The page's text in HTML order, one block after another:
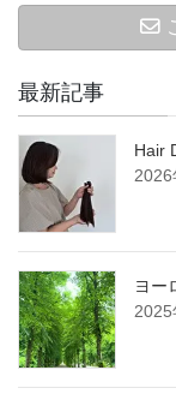
最新記事
Hair
2026
ヨー
2025